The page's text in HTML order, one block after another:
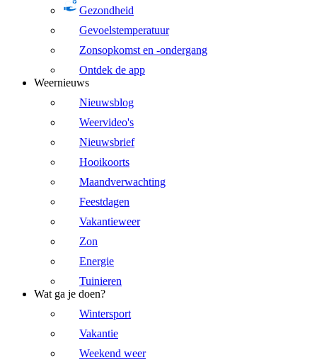
Gezondheid
Gevoelstemperatuur
Zonsopkomst en -ondergang
Ontdek de app
Weernieuws
Nieuwsblog
Weervideo's
Nieuwsbrief
Hooikoorts
Maandverwachting
Feestdagen
Vakantieweer
Zon
Energie
Tuinieren
Wat ga je doen?
Wintersport
Vakantie
Weekend weer